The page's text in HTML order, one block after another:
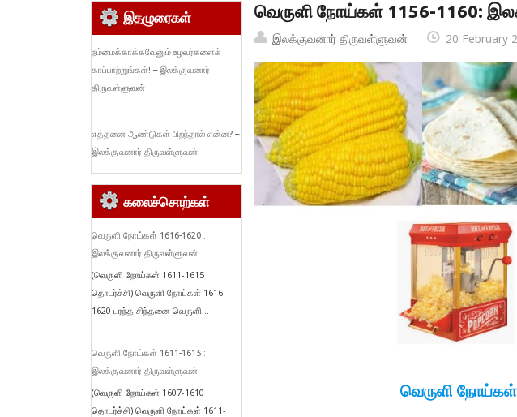
வெருளி நோய்கள் 1156-1160:
இலக்குவனார் திருவள்ளுவன் 20 February
வெருளி நோய்கள்
இதழுரைகள்
நம்மைக்காக்கவேனும் உழவர்களைக்
காப்பாற்றுங்கள்! – இலக்குவனார்
திருவள்ளுவன்
எத்தனை ஆண்டுகள் பிறந்தால் என்ன? –
இலக்குவனார் திருவள்ளுவன்
கலைச்சொற்கள்
வெருளி நோய்கள் 1616-1620 :
இலக்குவனார் திருவள்ளுவன்
(வெருளி நோய்கள் 1611-1615
தொடர்ச்சி) வெருளி நோய்கள் 1616-
1620 பரந்த சிந்தனை வெருளி...
வெருளி நோய்கள் 1611-1615 :
இலக்குவனார் திருவள்ளுவன்
(வெருளி நோய்கள் 1607-1610
தொடர்ச்சி) வெருளி நோய்கள் 1611-